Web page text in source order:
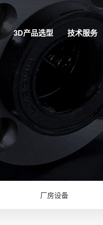
3D产品选型 技术服务
厂房设备